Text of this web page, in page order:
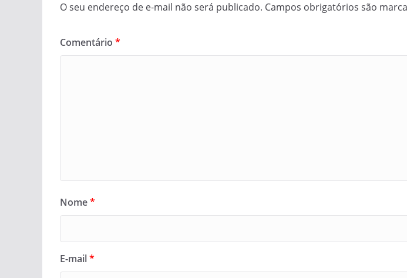
O seu endereço de e-mail não será publicado. Campos obrigatórios são
Comentário *
Nome*
E-mail*